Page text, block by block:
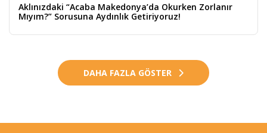
Aklınızdaki “Acaba Makedonya’da Okurken Zorlanır
Mıyım?” Sorusuna Aydınlık Getiriyoruz!
DAHA FAZLA GÖSTER